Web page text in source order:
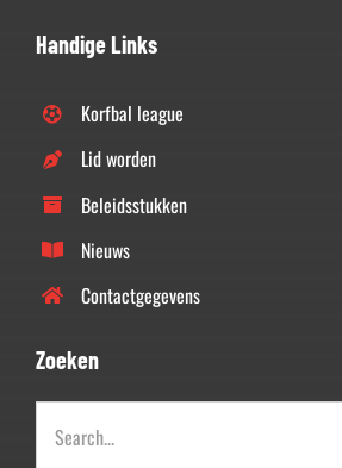
Handige Links
Korfbal league
Lid worden
Beleidsstukken
Nieuws
Contactgegevens
Zoeken
naar: